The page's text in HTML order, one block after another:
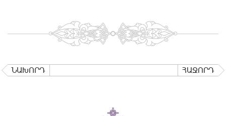
ՆԱԽՈՐԴ ՀԱՋՈՐԴ